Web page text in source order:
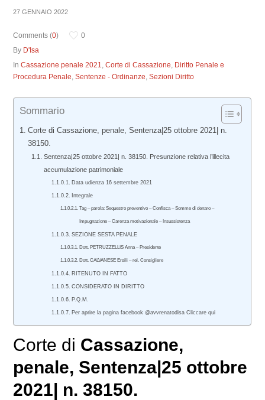
27 GENNAIO 2022
Comments (0)
0
By D'Isa
InCassazione penale 2021,Corte di Cassazione, Diritto Penale e
Procedura Penale,Sentenze - Ordinanze,Sezioni Diritto
Sommario
Corte di Cassazione, penale, Sentenza|25 ottobre 2021| n.
38150.
Sentenza|25 ottobre 2021| n. 38150. Presunzione relativa l’illecita
accumulazione patrimoniale
Data udienza 16 settembre 2021
Integrale
Tag – parola: Sequestro preventivo – Confisca – Somme di denaro –
Impugnazione – Carenza motivazionale – Insussistenza
SEZIONE SESTA PENALE
Dott. PETRUZZELLIS Anna – Presidente
Dott. CALVANESE Ersili – rel. Consigliere
RITENUTO IN FATTO
CONSIDERATO IN DIRITTO
P.Q.M.
Per aprire la pagina facebook @avvrenatodisa Cliccare qui
Corte di Cassazione,
penale, Sentenza|25 ottobre
2021| n. 38150.